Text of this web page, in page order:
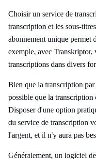
Choisir un service de
transcription et les sous-
abonnement unique permet
exemple, avec Transkriptor,
transcriptions dans divers
Bien que la transcription
possible que la transcription
Disposer d'une option
du service de transcription
l'argent, et il n'y aura pas
Généralement, un logiciel